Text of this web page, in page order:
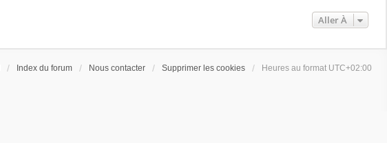
Aller À
Index du forum Nous contacter Supprimer les cookies Heures au format UTC+02:00